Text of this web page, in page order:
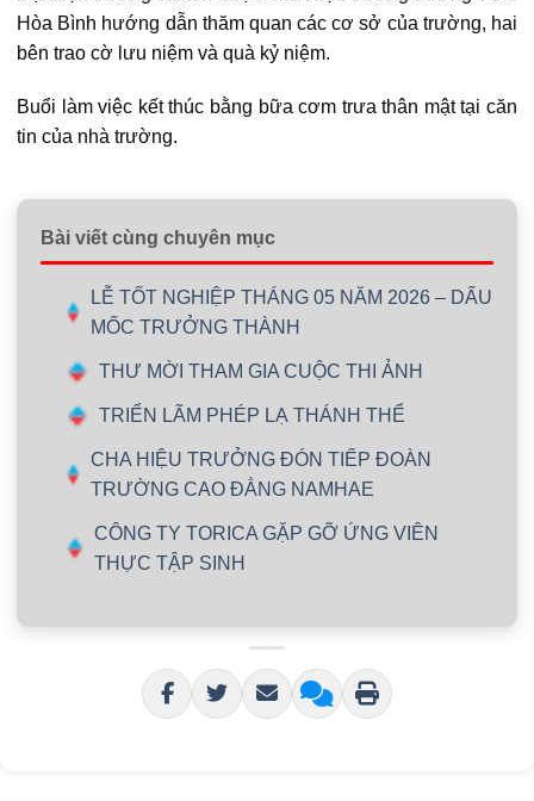
Hòa Bình hướng dẫn thăm quan các cơ sở của trường, hai
bên trao cờ lưu niệm và quà kỷ niệm.
Buổi làm việc kết thúc bằng bữa cơm trưa thân mật tại căn
tin của nhà trường.
Bài viết cùng chuyên mục
LỄ TỐT NGHIỆP THÁNG 05 NĂM 2026 – DẤU
MỐC TRƯỞNG THÀNH
THƯ MỜI THAM GIA CUỘC THI ẢNH
TRIỂN LÃM PHÉP LẠ THÁNH THỂ
CHA HIỆU TRƯỞNG ĐÓN TIẾP ĐOÀN
TRƯỜNG CAO ĐẲNG NAMHAE
CÔNG TY TORICA GẶP GỠ ỨNG VIÊN
THỰC TẬP SINH